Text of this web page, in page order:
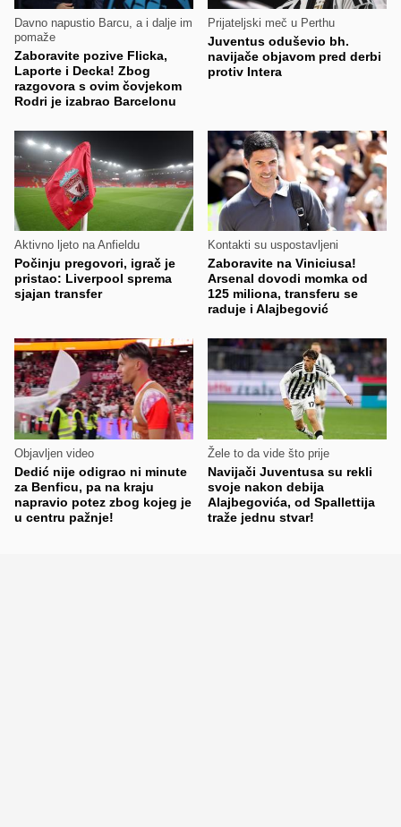
Davno napustio Barcu, a i dalje im
pomaže
Zaboravite pozive Flicka,
Laporte i Decka! Zbog
razgovora s ovim čovjekom
Rodri je izabrao Barcelonu
Prijateljski meč u Perthu
Juventus oduševio bh.
navijače objavom pred derbi
protiv Intera
Aktivno ljeto na Anfieldu
Počinju pregovori, igrač je
pristao: Liverpool sprema
sjajan transfer
Kontakti su uspostavljeni
Zaboravite na Viniciusa!
Arsenal dovodi momka od
125 miliona, transferu se
raduje i Alajbegović
Objavljen video
Dedić nije odigrao ni minute
za Benficu, pa na kraju
napravio potez zbog kojeg je
u centru pažnje!
Žele to da vide što prije
Navijači Juventusa su rekli
svoje nakon debija
Alajbegovića, od Spallettija
traže jednu stvar!